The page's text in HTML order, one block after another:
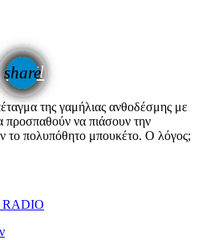
share
email
της γαμήλιας ανθοδέσμης με
προσπαθούν να πιάσουν την
το πολυπόθητο μπουκέτο. Ο λόγος;
RADIO